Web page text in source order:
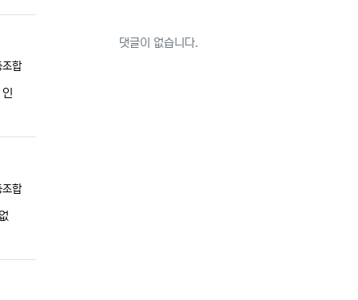
조합
조합
댓글이 없습니다.